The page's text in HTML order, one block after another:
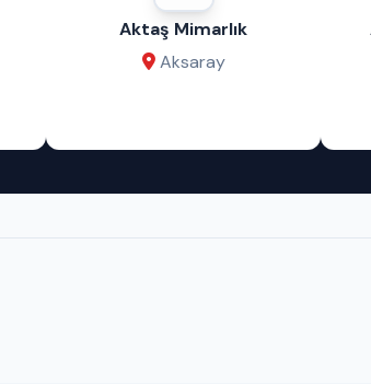
Aktaş Mimarlık
Aksaray